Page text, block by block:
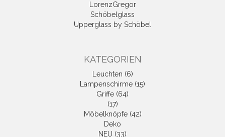
LorenzGregor
Schöbelglass
Upperglass by Schöbel
KATEGORIEN
Leuchten (6)
Lampenschirme (15)
Griffe (64)
(17)
Möbelknöpfe (42)
Deko
NEU (33)